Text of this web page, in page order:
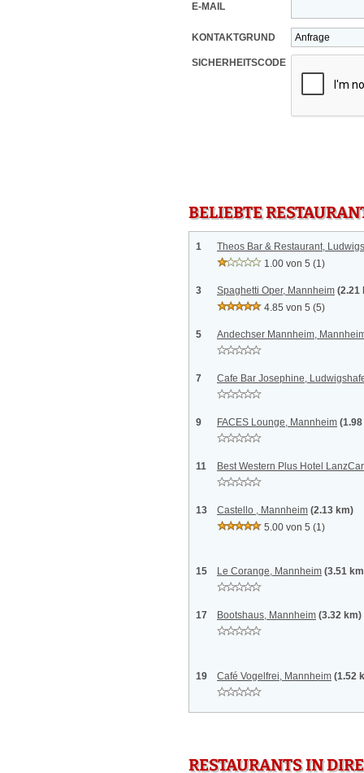
E-MAIL
KONTAKTGRUND
SICHERHEITSCODE
BELIEBTE
1
Theos Bar & Restaurant,
1.00 von 5 (1)
3 Spaghetti Oper, Mannheim (2.21
4.85 von 5 (5)
5 Andechser Mannheim,
7 Cafe Bar Josephine,
9 FACES Lounge, Mannheim
11 Best Western Plus Hotel
13 Castello , Mannheim (2.13 km)
5.00 von 5 (1)
15 Le Corange, Mannheim (3.51
17 Bootshaus, Mannheim (3.32 km)
19 Café Vogelfrei, Mannheim (1.52
RESTAURANTS IN